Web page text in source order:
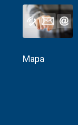
Mapa